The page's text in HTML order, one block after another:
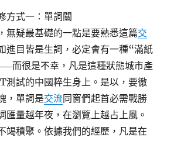
方式一：單詞關
無疑最基礎的一點是要熟悉這篇交
進目皆是生詞，必定會有一種“滿紙
而很是不幸，凡是這種狀態城市產
測試的中國粹生身上。是以，要徹
，單詞是交流同窗們起首必需戰勝
匯量越年夜，在瀏覽上越占上風。
竭積聚。依據我們的經歷，凡是在